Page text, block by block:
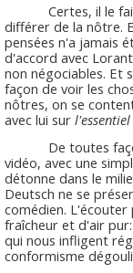
Certes, il le fait -
différer de la nôtre.
pensées n'a jamais
d'accord avec
non négociables. Et
façon de voir les
nôtres, on se
avec lui sur
De toutes
vidéo, avec une
détonne dans le
Deutsch ne se
comédien. L'écouter
fraîcheur et d'air
qui nous infligent
conformisme